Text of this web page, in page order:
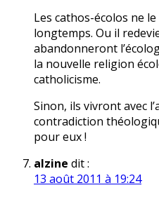
Les cathos-écolos ne
longtemps. Ou il
abandonneront
la nouvelle religion
catholicisme.
Sinon, ils vivront avec
contradiction
pour eux !
alzine dit :
13 août 2011 à 19:24